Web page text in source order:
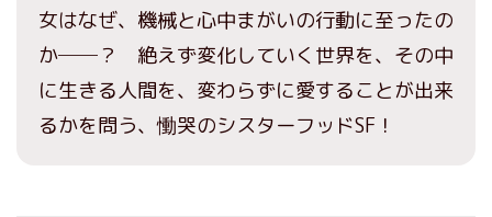
女はなぜ、機械と心中まがいの行動に至ったの
か──？ 絶えず変化していく世界を、その中
に生きる人間を、変わらずに愛することが出来
るかを問う、慟哭のシスターフッドSF！